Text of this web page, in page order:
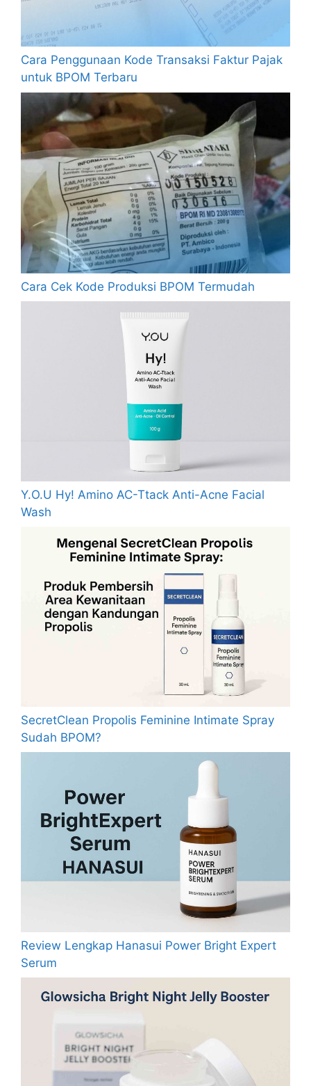
Cara Penggunaan Kode Transaksi Faktur Pajak
untuk BPOM Terbaru
Cara Cek Kode Produksi BPOM Termudah
Y.O.U Hy! Amino AC-Ttack Anti-Acne Facial
Wash
SecretClean Propolis Feminine Intimate Spray
Sudah BPOM?
Review Lengkap Hanasui Power Bright Expert
Serum